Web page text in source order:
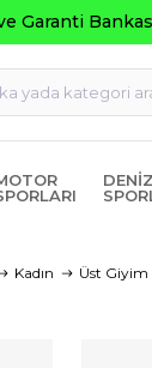
6 Taksit
Kadın Üst Giyim